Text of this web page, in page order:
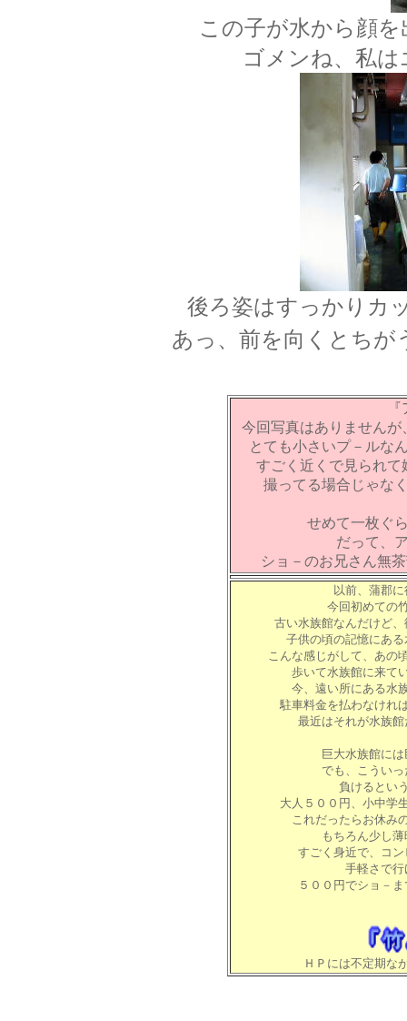
この子が水から顔
ゴメンね、私
後ろ姿はすっかりカ
あっ、前を向くとちが
今回写真はありません
とても小さいプ－ルな
すごく近くで見られ
撮ってる場合じゃな
せめて一枚ぐ
だって、
ショ－のお兄さん無
以前、蒲郡
今回初めての
古い水族館なんだけど
子供の頃の記憶にあ
こんな感じがして、あの
歩いて水族館に来て
今、遠い所にある水
駐車料金を払わなけれ
最近はそれが水族
巨大水族館に
でも、こうい
負けるとい
大人５００円、小中学
これだったらお休み
もちろん少し
すごく身近で、コ
手軽さで
５００円でショ－
ＨＰには不定期な